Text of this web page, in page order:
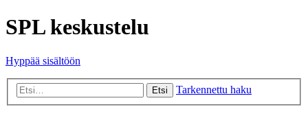
SPL keskustelu
Hyppää sisältöön
Etsi Tarkennettu haku